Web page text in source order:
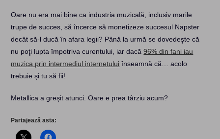
Oare nu era mai bine ca industria muzicală, inclusiv marile
trupe de succes, să încerce să monetizeze succesul Napster
decât să-l ducă în afara legii? Până la urmă se dovedeşte că
nu poţi lupta împotriva curentului, iar dacă96% din fani iau
muzica prin intermediul internetului înseamnă că… acolo
trebuie şi tu să fii!
Metallica a greşit atunci. Oare e prea târziu acum?
Partajează asta: